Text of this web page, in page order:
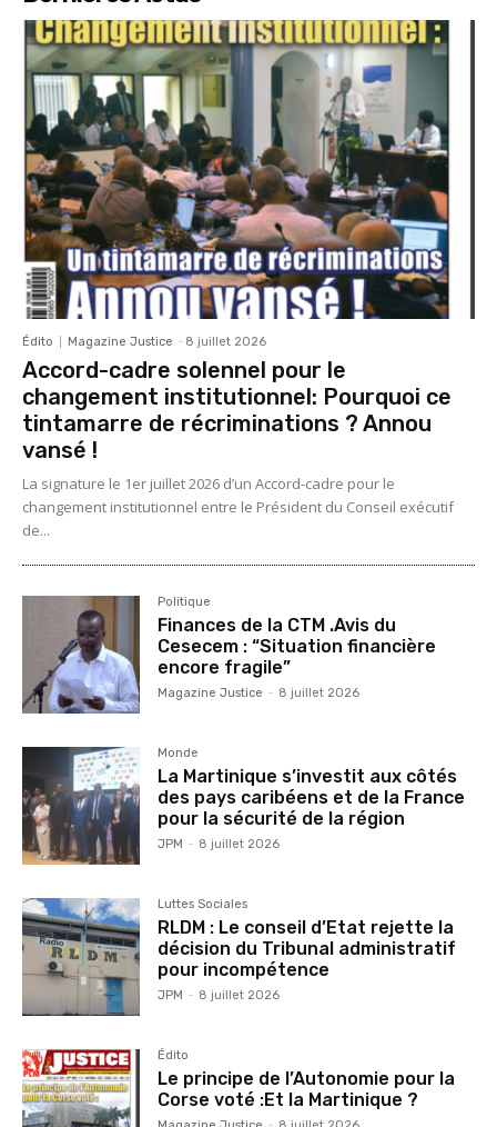
Édito Magazine Justice - 8 juillet 2026
Accord-cadre solennel pour le
changement institutionnel: Pourquoi ce
tintamarre de récriminations ? Annou
vansé !
La signature le 1er juillet 2026 d’un Accord-cadre pour le
changement institutionnel entre le Président du Conseil exécutif
de...
Politique
Finances de la CTM .Avis du
Cesecem : “Situation financière
encore fragile”
Magazine Justice - 8 juillet 2026
Monde
La Martinique s’investit aux côtés
des pays caribéens et de la France
pour la sécurité de la région
JPM - 8 juillet 2026
Luttes Sociales
RLDM : Le conseil d’Etat rejette la
décision du Tribunal administratif
pour incompétence
JPM - 8 juillet 2026
Édito
Le principe de l’Autonomie pour la
Corse voté :Et la Martinique ?